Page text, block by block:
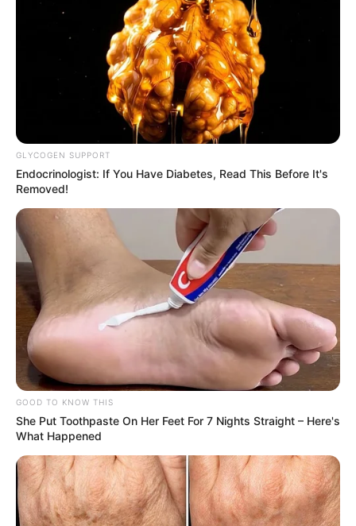
Découvrez le résumé complet de Plus belle la
vie en avance du vendredi 5 juin 2026 avec
l’épisode 599. Louis (Guillame Faure) appelé «
papa » par Yaël : la phrase qui change tout.
GLYCOGEN SUPPORT
Endocrinologist: If You Have Diabetes, Read This Before It's
Removed!
GOOD TO KNOW THIS
She Put Toothpaste On Her Feet For 7 Nights Straight – Here's
What Happened